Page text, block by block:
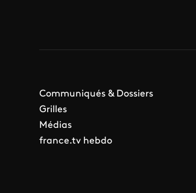
Communiqués & Dossiers
Grilles
Médias
france.tv hebdo